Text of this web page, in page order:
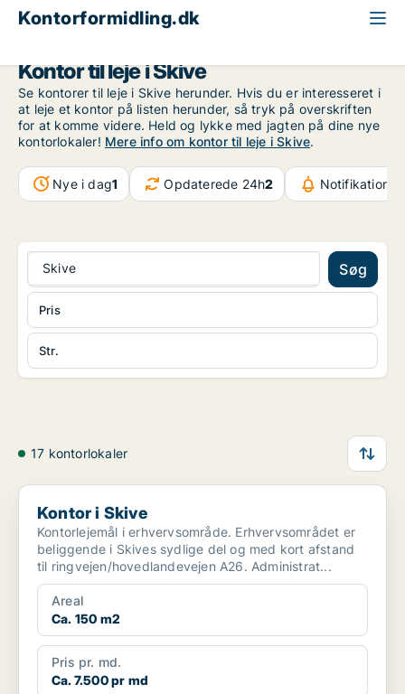
Kontorformidling.dk
Kontor til leje i Skive
Se kontorer til leje i Skive herunder. Hvis du er interesseret i
at leje et kontor på listen herunder, så tryk på overskriften
for at komme videre. Held og lykke med jagten på dine nye
kontorlokaler! Mere info om kontor til leje i Skive.
Nye i dag1 Opdaterede 24h2
Skive Søg
Str.
Pris
17 kontorlokaler
Kontor i Skive
Kontor i Skive
Kontorlejemål i erhvervsområde. Erhvervsområdet er
beliggende i Skives sydlige del og med kort afstand
til ringvejen/hovedlandevejen A26. Administrat...
Areal
Ca. 150 m2
Pris pr. md.
Ca. 7.500 pr md